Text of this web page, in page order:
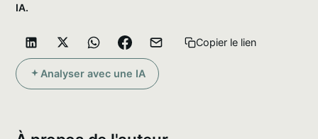
IA.
Copier le lien
Analyser avec une IA